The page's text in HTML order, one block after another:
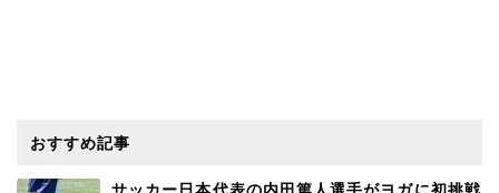
おすすめ記事